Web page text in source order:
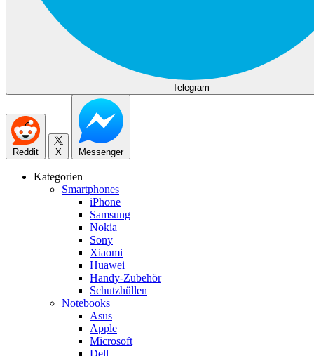
Telegram
Reddit X Messenger
Kategorien
Smartphones
iPhone
Samsung
Nokia
Sony
Xiaomi
Huawei
Handy-Zubehör
Schutzhüllen
Notebooks
Asus
Apple
Microsoft
Dell